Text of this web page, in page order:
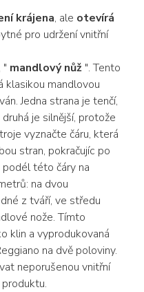
krájena, ale otevírá
pro udržení vnitřní
" mandlový nůž ". Tento
klasikou mandlovou
Jedna strana je tenčí,
je silnější, protože
vyznačte čáru, která
stran, pokračujíc po
této čáry na
na dvou
z tváří, ve středu
nože. Tímto
klin a vyprodukovaná
na dvě poloviny.
neporušenou vnitřní